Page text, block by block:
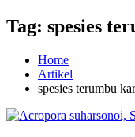
Tag: spesies
Home
Artikel
spesies terumbu